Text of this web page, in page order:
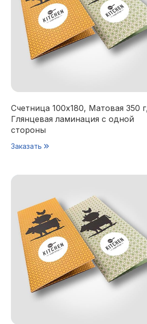
Счетница 100х180, Матовая 350
Глянцевая ламинация с одной
стороны
Заказать